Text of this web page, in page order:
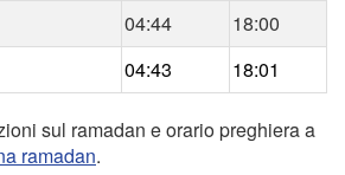
04:44
18:00
04:43 18:01
sul ramadan e orario preghiera a
ramadan.